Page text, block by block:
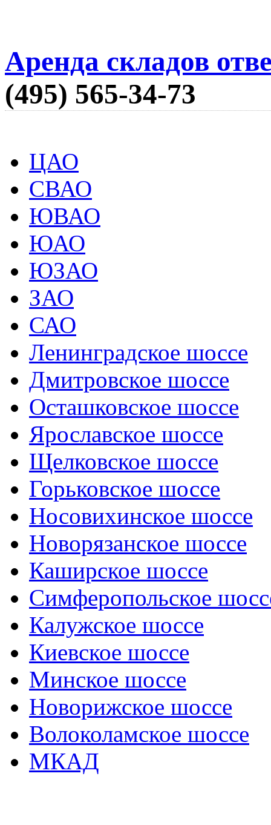
Аренда складов
(495) 565-34-73
ЦАО
СВАО
ЮВАО
ЮАО
ЮЗАО
ЗАО
САО
Ленинградское шоссе
Дмитровское шоссе
Осташковское шоссе
Ярославское шоссе
Щелковское шоссе
Горьковское шоссе
Носовихинское шоссе
Новорязанское шоссе
Каширское шоссе
Симферопольское
Калужское шоссе
Киевское шоссе
Минское шоссе
Новорижское шоссе
Волоколамское шоссе
МКАД